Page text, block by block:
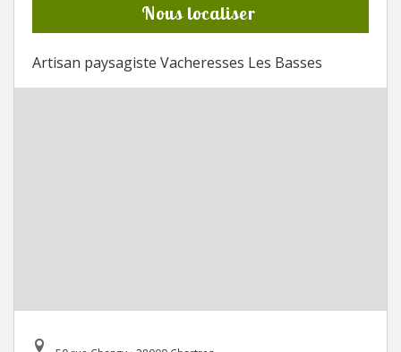
Nous localiser
Artisan paysagiste Vacheresses Les Basses